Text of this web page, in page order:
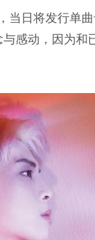
当日将发行单
感动，因为和